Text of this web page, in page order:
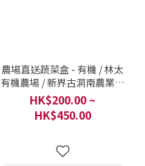
農場直送蔬菜盒 - 有機 / 林太
有機農場 / 新界古洞南農業園
/ 5斤起 (3公斤或以上 包運
費)
HK$200.00 ~
HK$450.00